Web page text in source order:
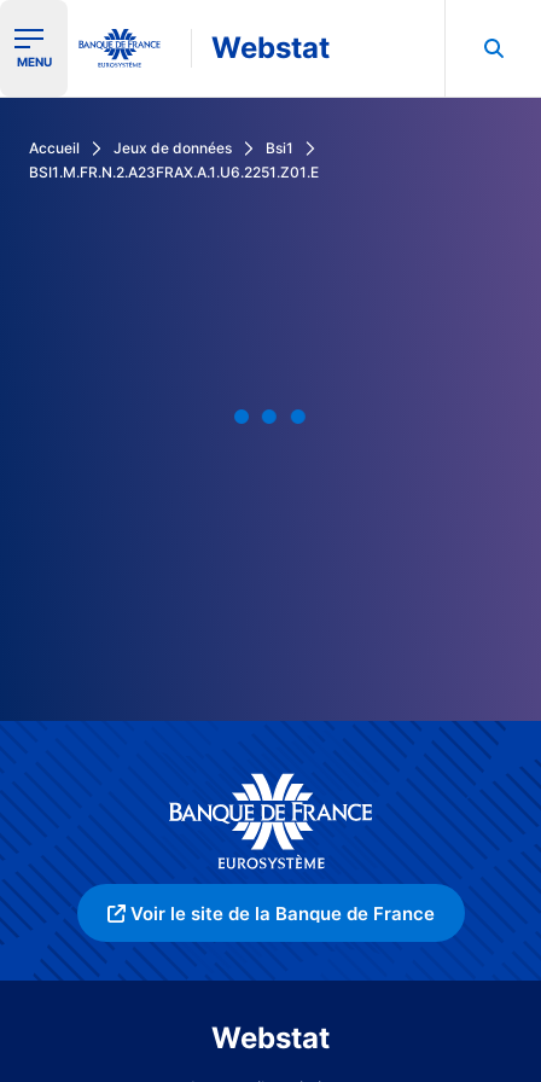
Ouvrir le menu de navigation
MENU Webstat
Accueil Jeux de données
Bsi1
BSI1.M.FR.N.2.A23FRAX.A.1.U6.2251.Z01.E
Voir le site de la Banque de France
Webstat